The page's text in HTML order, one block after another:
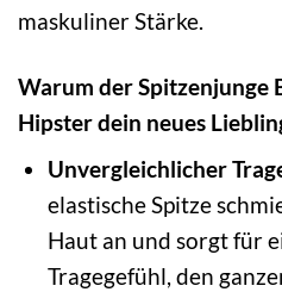
maskuliner Stärke.
Warum der Spitzenjunge
Hipster dein neues
Unvergleichlicher
elastische Spitze
Haut an und sorgt für
Tragegefühl, den